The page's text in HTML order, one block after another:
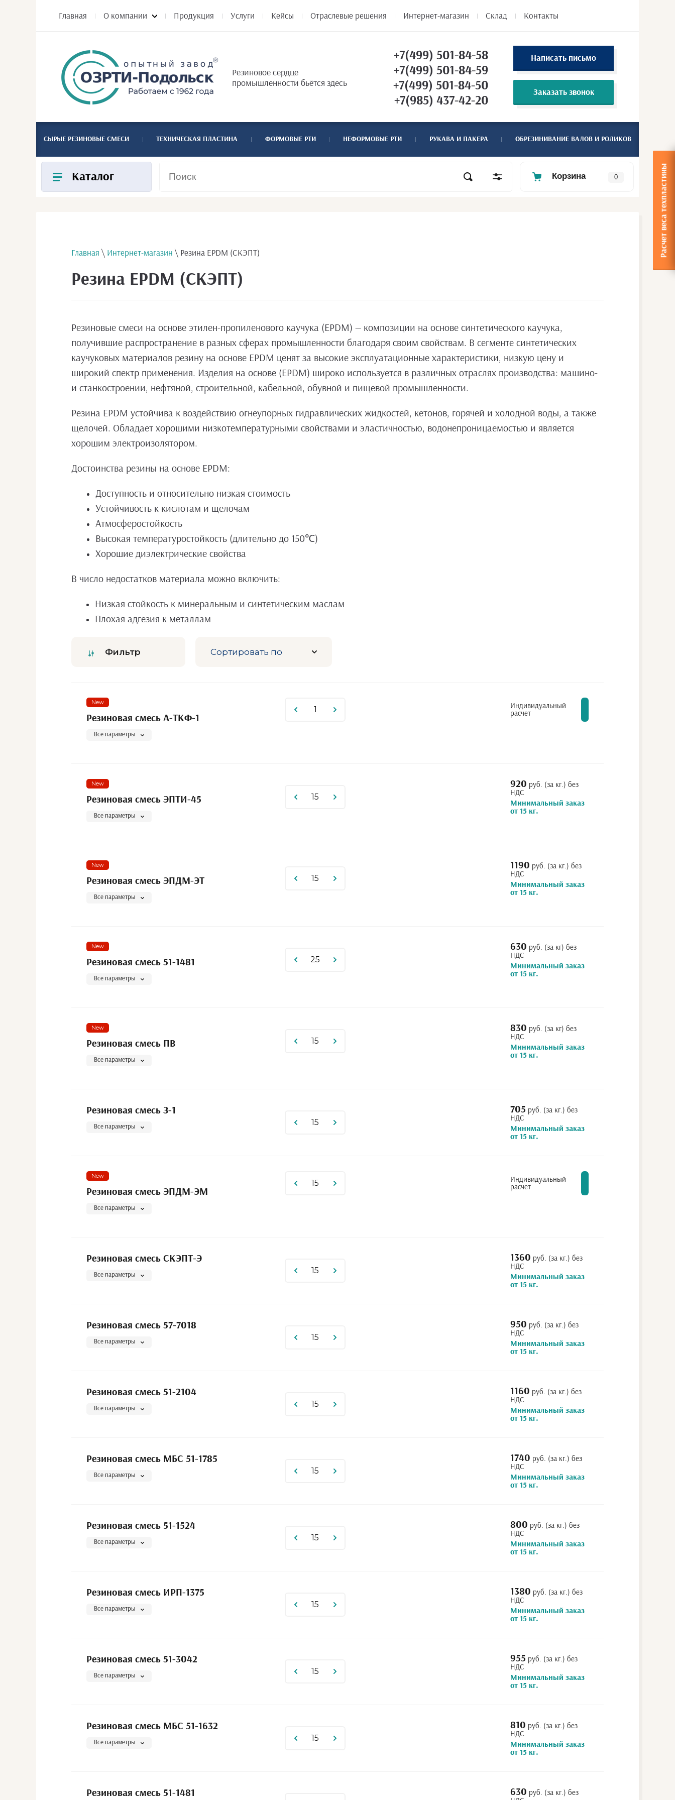
Расчет веса техпластины
Главная О компании Продукция Услуги Кейсы Отраслевые решения Интернет-магазин Склад Контакты
Резиновое сердце
промышленности бьётся здесь
+7(499) 501-84-58
+7(499) 501-84-59
+7(499) 501-84-50
+7(985) 437-42-20
Написать письмо
Заказать звонок
СЫРЫЕ РЕЗИНОВЫЕ СМЕСИ ТЕХНИЧЕСКАЯ ПЛАСТИНА ФОРМОВЫЕ РТИ НЕФОРМОВЫЕ РТИ РУКАВА И ПАКЕРА ОБРЕЗИНИВАНИЕ ВАЛОВ И РОЛИКОВ
Каталог Корзина 0
Главная \ Интернет-магазин \ Резина EPDM (СКЭПТ)
Резина EPDM (СКЭПТ)
Резиновые смеси на основе этилен-пропиленового каучука (EPDM) — композиции на основе синтетического каучука,
получившие распространение в разных сферах промышленности благодаря своим свойствам. В сегменте синтетических
каучуковых материалов резину на основе EPDM ценят за высокие эксплуатационные характеристики, низкую цену и
широкий спектр применения. Изделия на основе (EPDM) широко используется в различных отраслях производства: машино-
и станкостроении, нефтяной, строительной, кабельной, обувной и пищевой промышленности.
Резина EPDM устойчива к воздействию огнеупорных гидравлических жидкостей, кетонов, горячей и холодной воды, а также
щелочей. Обладает хорошими низкотемпературными свойствами и эластичностью, водонепроницаемостью и является
хорошим электроизолятором.
Достоинства резины на основе EPDM:
Доступность и относительно низкая стоимость
Устойчивость к кислотам и щелочам
Атмосферостойкость
Высокая температуростойкость (длительно до 150℃)
Хорошие диэлектрические свойства
В число недостатков материала можно включить:
Низкая стойкость к минеральным и синтетическим маслам
Плохая адгезия к металлам
Фильтр Сортировать по
New
Резиновая смесь А-ТКФ-1
Все параметры
Индивидуальный
расчет
New
Резиновая смесь ЭПТИ-45
Все параметры
920 руб. (за кг.) без
НДС
Минимальный заказ
от 15 кг.
New
Резиновая смесь ЭПДМ-ЭТ
Все параметры
1190 руб. (за кг.) без
НДС
Минимальный заказ
от 15 кг.
New
Резиновая смесь 51-1481
Все параметры
630 руб. (за кг) без
НДС
Минимальный заказ
от 15 кг.
New
Резиновая смесь ПВ
Все параметры
830 руб. (за кг) без
НДС
Минимальный заказ
от 15 кг.
Резиновая смесь З-1
Все параметры
705 руб. (за кг.) без
НДС
Минимальный заказ
от 15 кг.
New
Резиновая смесь ЭПДМ-ЭМ
Все параметры
Индивидуальный
расчет
Резиновая смесь СКЭПТ-Э
Все параметры
1360 руб. (за кг.) без
НДС
Минимальный заказ
от 15 кг.
Резиновая смесь 57-7018
Все параметры
950 руб. (за кг.) без
НДС
Минимальный заказ
от 15 кг.
Резиновая смесь 51-2104
Все параметры
1160 руб. (за кг.) без
НДС
Минимальный заказ
от 15 кг.
Резиновая смесь МБС 51-1785
Все параметры
1740 руб. (за кг.) без
НДС
Минимальный заказ
от 15 кг.
Резиновая смесь 51-1524
Все параметры
800 руб. (за кг.) без
НДС
Минимальный заказ
от 15 кг.
Резиновая смесь ИРП-1375
Все параметры
1380 руб. (за кг.) без
НДС
Минимальный заказ
от 15 кг.
Резиновая смесь 51-3042
Все параметры
955 руб. (за кг.) без
НДС
Минимальный заказ
от 15 кг.
Резиновая смесь МБС 51-1632
Все параметры
810 руб. (за кг.) без
НДС
Минимальный заказ
от 15 кг.
Резиновая смесь 51-1481 630 руб. (за кг.) без